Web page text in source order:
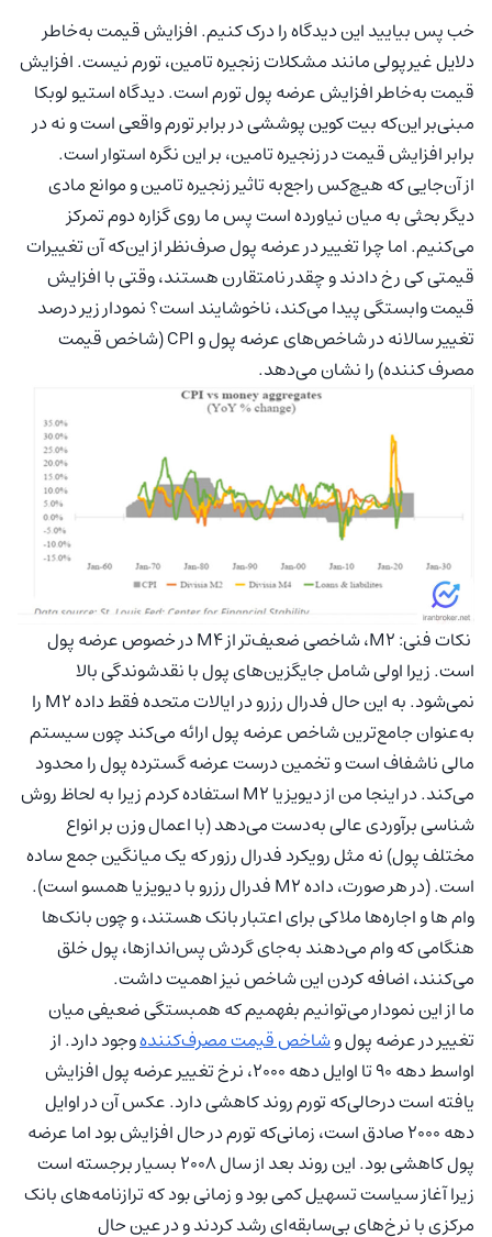
خب پس بیایید این دیدگاه را درک کنیم. افزایش قیمت به‌خاطر
دلایل غیرپولی مانند مشکلات زنجیره تامین، تورم نیست. افزایش
قیمت به‌خاطر افزایش عرضه پول تورم است. دیدگاه استیو لوبکا
مبنی‌بر این‌که بیت کوین پوششی در برابر تورم واقعی است و نه در
برابر افزایش قیمت در زنجیره تامین، بر این نگره استوار است.
از آن‌جایی که هیچ‌کس راجع‌به تاثیر زنجیره تامین و موانع مادی
دیگر بحثی به میان نیاورده است پس ما روی گزاره دوم تمرکز
می‌کنیم. اما چرا تغییر در عرضه پول صرف‌نظر از این‌که آن تغییرات
قیمتی کی رخ دادند و چقدر نامتقارن هستند، وقتی با افزایش
قیمت وابستگی پیدا می‌کند، ناخوشایند است؟ نمودار زیر درصد
تغییر سالانه در شاخص‌های عرضه پول و CPI (شاخص قیمت
مصرف کننده) را نشان می‌دهد.
نکات فنی: M2، شاخصی ضعیف‌تر از M4 در خصوص عرضه پول
است. زیرا اولی شامل جایگزین‌های پول با نقدشوندگی بالا
نمی‌شود. به این حال فدرال رزرو در ایالات متحده فقط داده M2 را
به‌عنوان جامع‌ترین شاخص عرضه پول ارائه می‌کند چون سیستم
مالی ناشفاف است و تخمین درست عرضه گسترده پول را محدود
می‌کند. در اینجا من از دیویزیا M2 استفاده کردم زیرا به لحاظ روش
شناسی برآوردی عالی به‌دست می‌دهد (با اعمال وزن بر انواع
مختلف پول) نه مثل رویکرد فدرال رزور که یک میانگین جمع ساده
است. (در هر صورت، داده M2 فدرال رزرو با دیویزیا همسو است).
وام ها و اجاره‌ها ملاکی برای اعتبار بانک هستند، و چون بانک‌ها
هنگامی که وام می‌دهند به‌جای گردش پس‌اندازها، پول خلق
می‌کنند، اضافه کردن این شاخص نیز اهمیت داشت.
ما از این نمودار می‌توانیم بفهمیم که همبستگی‌ ضعیفی میان
تغییر در عرضه پول وشاخص قیمت مصرف‌کنندهوجود دارد. از
اواسط دهه 90 تا اوایل دهه 2000، نرخ تغییر عرضه پول افزایش
یافته است درحالی‌که تورم روند کاهشی دارد. عکس آن در اوایل
دهه 2000 صادق است، زمانی‌که تورم در حال افزایش بود اما عرضه
پول کاهشی بود. این روند بعد از سال 2008 بسیار برجسته است
زیرا آغاز سیاست تسهیل کمی بود و زمانی بود که ترازنامه‌های بانک
مرکزی با نرخ‌های بی‌سابقه‌ای رشد کردند و در عین حال